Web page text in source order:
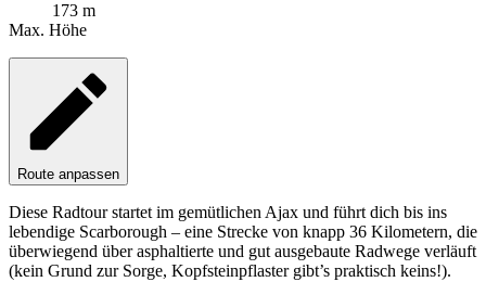
173 m
Max. Höhe
Route anpassen
Diese Radtour startet im gemütlichen Ajax und führt dich bis ins
lebendige Scarborough – eine Strecke von knapp 36 Kilometern, die
überwiegend über asphaltierte und gut ausgebaute Radwege verläuft
(kein Grund zur Sorge, Kopfsteinpflaster gibt’s praktisch keins!).